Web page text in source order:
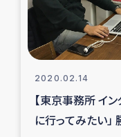
女性グループ
2020.02.14
【東京事務所 イ
に行ってみたい」